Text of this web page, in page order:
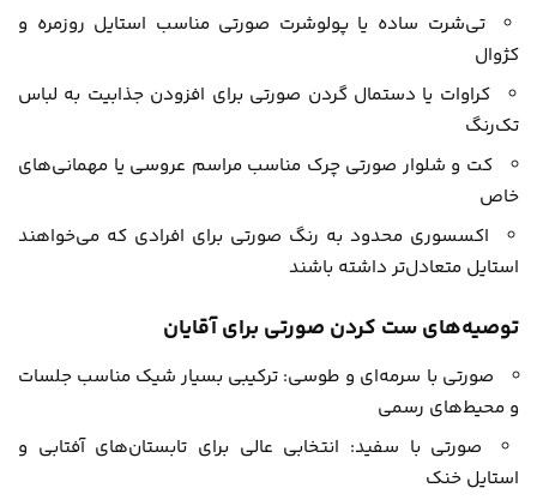
تی‌شرت ساده یا پولوشرت صورتی مناسب استایل روزمره و
کژوال
کراوات یا دستمال گردن صورتی برای افزودن جذابیت به لباس
تک‌رنگ
کت و شلوار صورتی چرک مناسب مراسم عروسی یا مهمانی‌های
خاص
اکسسوری محدود به رنگ صورتی برای افرادی که می‌خواهند
استایل متعادل‌تر داشته باشند
توصیه‌های ست کردن صورتی برای آقایان
صورتی با سرمه‌ای و طوسی: ترکیبی بسیار شیک مناسب جلسات
و محیط‌های رسمی
صورتی با سفید: انتخابی عالی برای تابستان‌های آفتابی و
استایل خنک